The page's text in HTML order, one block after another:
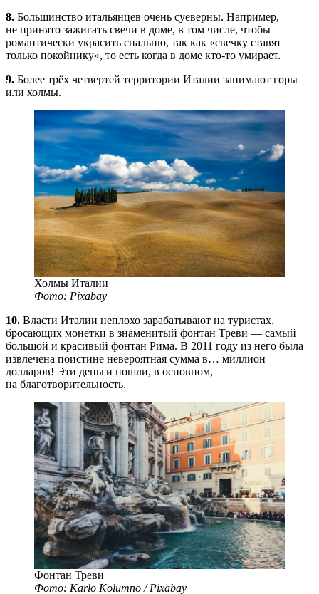
8. Большинство итальянцев очень суеверны. Например,
не принято зажигать свечи в доме, в том числе, чтобы
романтически украсить спальню, так как «свечку ставят
только покойнику», то есть когда в доме кто-то умирает.
9. Более трёх четвертей территории Италии занимают горы
или холмы.
Холмы Италии
Фото: Pixabay
10. Власти Италии неплохо зарабатывают на туристах,
бросающих монетки в знаменитый фонтан Треви — самый
большой и красивый фонтан Рима. В 2011 году из него была
извлечена поистине невероятная сумма в… миллион
долларов! Эти деньги пошли, в основном,
на благотворительность.
Фонтан Треви
Фото: Karlo Kolumno / Pixabay